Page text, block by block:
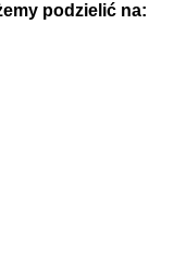
podzielić na: